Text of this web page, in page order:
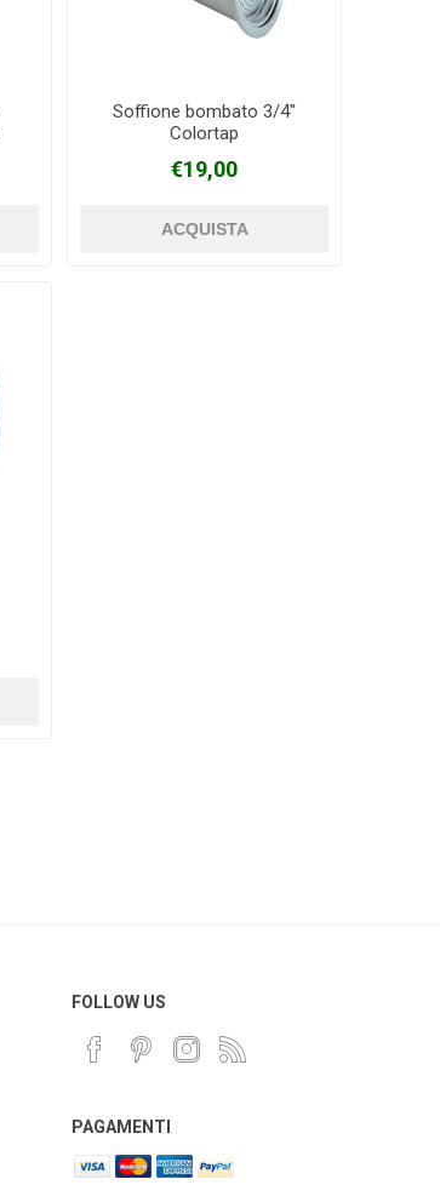
Soffione bombato 3/4"
Colortap
€19,00
FOLLOW US
PAGAMENTI